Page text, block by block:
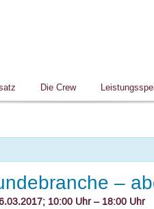
Die Crew
–
10:00 Uhr – 18:00 Uhr